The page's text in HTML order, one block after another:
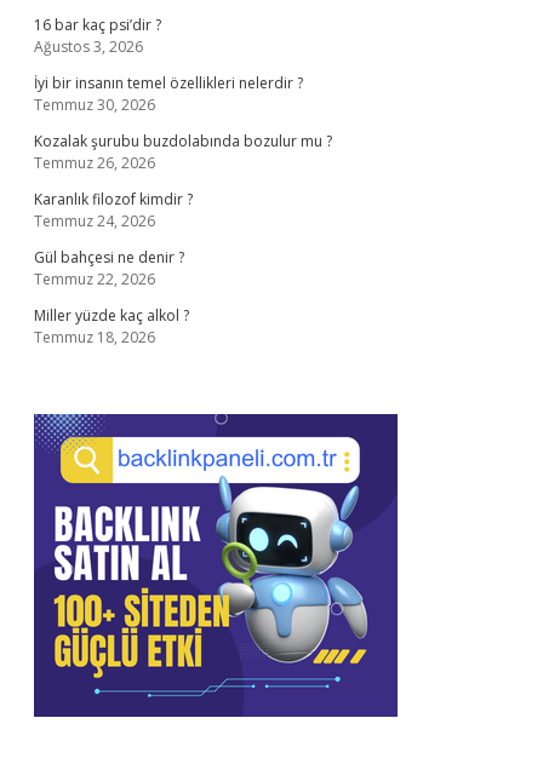
16 bar kaç psi’dir ?
Ağustos 3, 2026
İyi bir insanın temel özellikleri nelerdir ?
Temmuz 30, 2026
Kozalak şurubu buzdolabında bozulur mu ?
Temmuz 26, 2026
Karanlık filozof kimdir ?
Temmuz 24, 2026
Gül bahçesi ne denir ?
Temmuz 22, 2026
Miller yüzde kaç alkol ?
Temmuz 18, 2026